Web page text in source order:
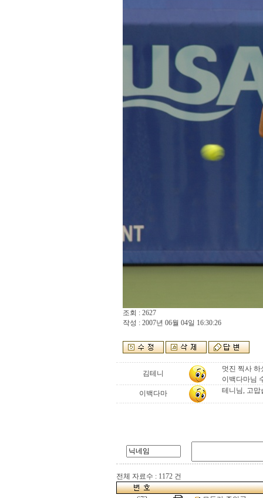
조회 : 2627
작성 : 2007년 06월 04일 16:30:26
김테니
멋진 찍사 하
이백다마님
이백다마
테니님, 고맙
전체 자료수 : 1172 건